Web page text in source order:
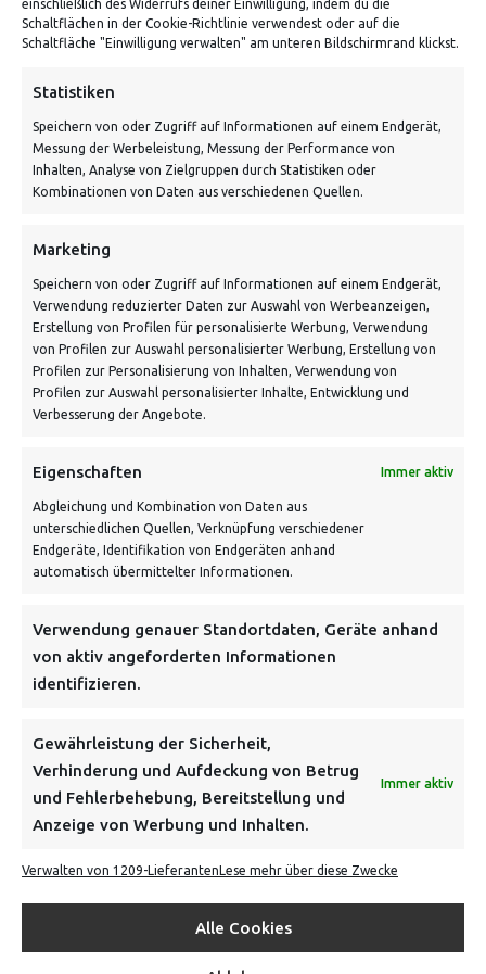
einschließlich des Widerrufs deiner Einwilligung, indem du die
Schaltflächen in der Cookie-Richtlinie verwendest oder auf die
Schaltfläche "Einwilligung verwalten" am unteren Bildschirmrand klickst.
Statistiken
Speichern von oder Zugriff auf Informationen auf einem Endgerät,
Messung der Werbeleistung, Messung der Performance von
Inhalten, Analyse von Zielgruppen durch Statistiken oder
Kombinationen von Daten aus verschiedenen Quellen.
Marketing
Speichern von oder Zugriff auf Informationen auf einem Endgerät,
Verwendung reduzierter Daten zur Auswahl von Werbeanzeigen,
Erstellung von Profilen für personalisierte Werbung, Verwendung
von Profilen zur Auswahl personalisierter Werbung, Erstellung von
Profilen zur Personalisierung von Inhalten, Verwendung von
Profilen zur Auswahl personalisierter Inhalte, Entwicklung und
Verbesserung der Angebote.
Eigenschaften Immer aktiv
Abgleichung und Kombination von Daten aus
unterschiedlichen Quellen, Verknüpfung verschiedener
Endgeräte, Identifikation von Endgeräten anhand
automatisch übermittelter Informationen.
Verwendung genauer Standortdaten, Geräte anhand
von aktiv angeforderten Informationen
identifizieren.
Gewährleistung der Sicherheit,
Verhinderung und Aufdeckung von Betrug
und Fehlerbehebung, Bereitstellung und
Anzeige von Werbung und Inhalten.
Immer aktiv
Verwalten von 1209-LieferantenLese mehr über diese Zwecke
Alle Cookies
Von Tiling GmbH
Kontakt: Mo - Fr von 10:00 bis 18:00 Uhr
info@vontiling.de
VERSANDKOSTENHINWEIS:
NEWSLETTER
Danke, deine Registrierung war erfolgreich! Bitte prüfe
FOLGE UNS
INFORMATIONEN